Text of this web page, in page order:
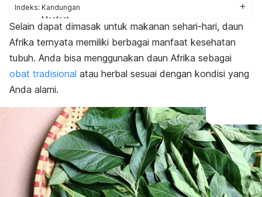
Indeks: Kandungan
Manfaat
Cara mengonsumsi
Perhatian
Selain dapat dimasak untuk makanan sehari-hari, daun
Afrika ternyata memiliki berbagai manfaat kesehatan
tubuh. Anda bisa menggunakan daun Afrika sebagai
obat tradisional atau herbal sesuai dengan kondisi yang
Anda alami.